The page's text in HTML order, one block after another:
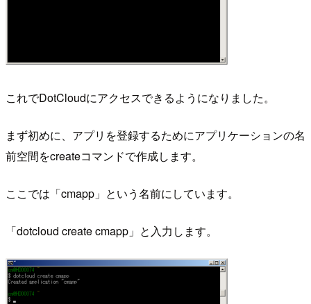
これでDotCloudにアクセスできるようになりました。
まず初めに、アプリを登録するためにアプリケーションの名
前空間をcreateコマンドで作成します。
ここでは「cmapp」という名前にしています。
「dotcloud create cmapp」と入力します。